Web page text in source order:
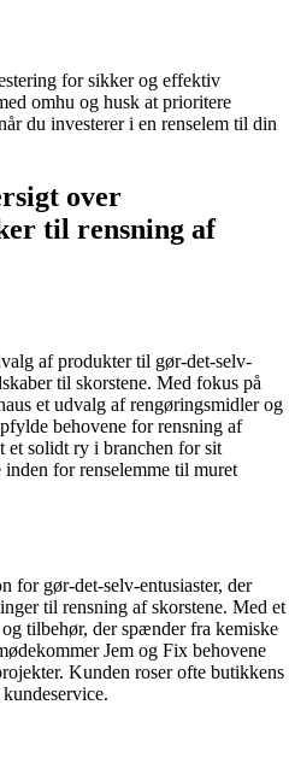
for sikker og effektiv
omhu og husk at prioritere
du investerer i en renselem til din
over
til rensning af
af produkter til gør-det-selv-
til skorstene. Med fokus på
et udvalg af rengøringsmidler og
behovene for rensning af
et solidt ry i branchen for sit
for renselemme til muret
for gør-det-selv-entusiaster, der
til rensning af skorstene. Med et
tilbehør, der spænder fra kemiske
Jem og Fix behovene
Kunden roser ofte butikkens